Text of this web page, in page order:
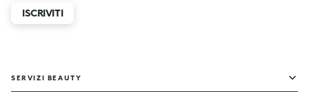
ISCRIVITI
SERVIZI BEAUTY